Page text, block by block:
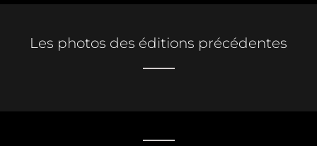
Les photos des éditions précédentes